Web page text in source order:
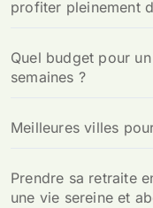
rprofiter pleinement
Quel budget pour
semaines ?
Meilleures villes
Prendre sa retraite
une vie sereine et